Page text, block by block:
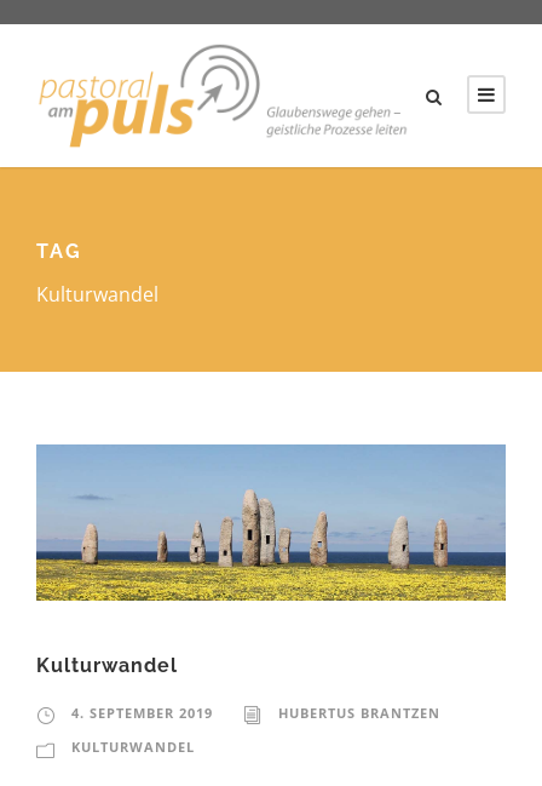
TAG
Kulturwandel
Kulturwandel
4. SEPTEMBER 2019
HUBERTUS BRANTZEN
KULTURWANDEL